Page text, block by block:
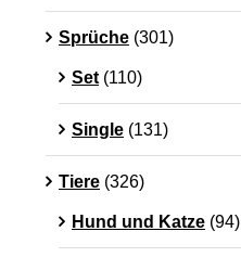
Sprüche (301)
Set (110)
Single (131)
Tiere (326)
Hund und Katze (94)